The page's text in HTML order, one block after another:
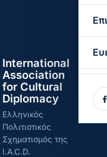
International
Association
for Cultural
Diplomacy
Ελληνικός
Πολιτιστικός
Σχηματισμός της
I.A.C.D.